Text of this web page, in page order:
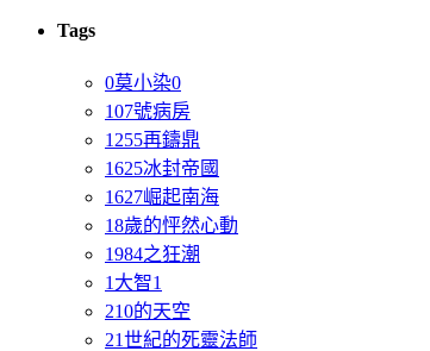
Tags
0莫小染0
107號病房
1255再鑄鼎
1625冰封帝國
1627崛起南海
18歲的怦然心動
1984之狂潮
1大智1
210的天空
21世紀的死靈法師